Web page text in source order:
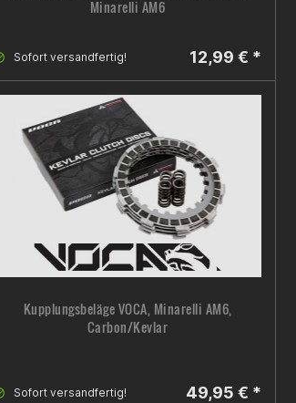
Minarelli AM6
Sofort versandfertig! 12,99 € *
Kupplungsbeläge VOCA, Minarelli AM6,
Carbon/Kevlar
Sofort versandfertig! 49,95 € *